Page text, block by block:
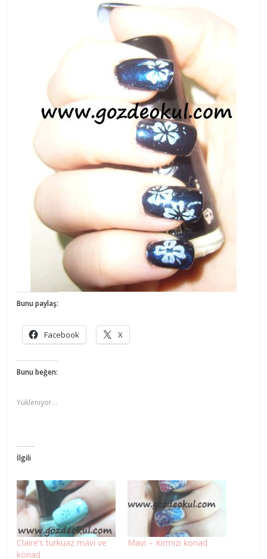
Bunu paylaş:
Facebook X
Bunu beğen:
Yükleniyor...
İlgili
Claire’s turkuaz mavi ve
konad
Mavi – Kırmızı konad